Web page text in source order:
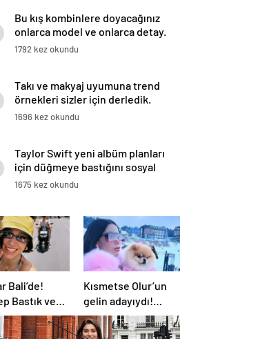
Bu kış kombinlere doyacağınız
onlarca model ve onlarca detay.
1792 kez okundu
Takı ve makyaj uyumuna trend
örnekleri sizler için derledik.
1696 kez okundu
Taylor Swift yeni albüm planları
için düğmeye bastığını sosyal
medyadan duyurdu!
1675 kez okundu
Bali’de!
Bastık ve
Tütüncü’nün
Kısmetse Olur’un
gelin adayıydı!
Cansel Ayanoğlu
apar topar ameliyat